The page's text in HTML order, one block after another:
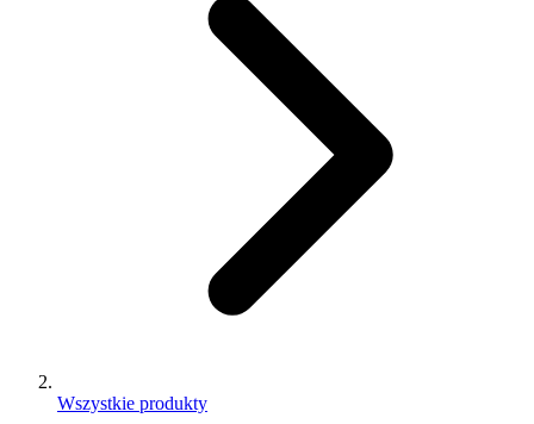
Wszystkie produkty